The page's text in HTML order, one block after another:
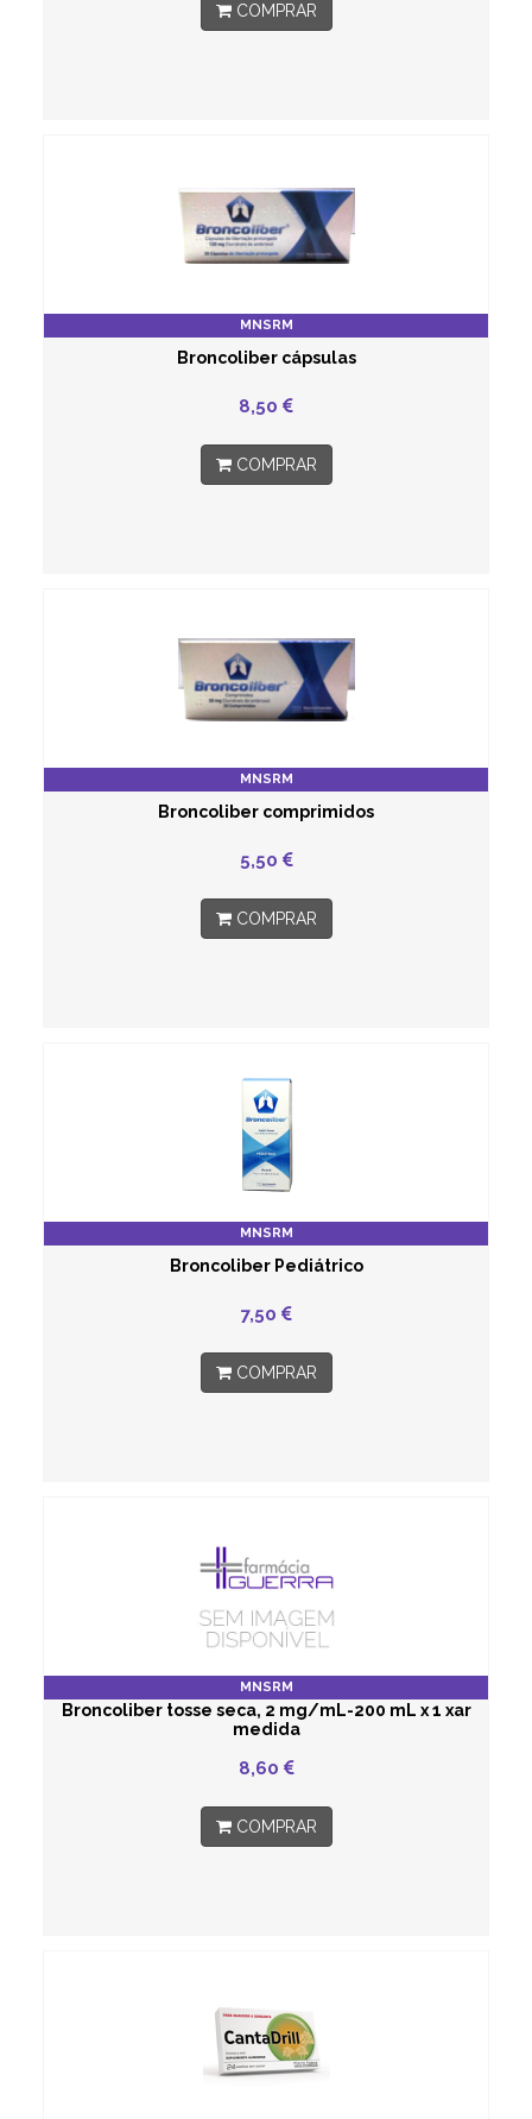
COMPRAR
MNSRM
Broncoliber cápsulas
8,50
COMPRAR
MNSRM
Broncoliber comprimidos
5,50
COMPRAR
MNSRM
Broncoliber Pediátrico
7,50
COMPRAR
MNSRM
Broncoliber tosse seca, 2 mg/mL-200 mL x 1 xar
medida
8,60
COMPRAR